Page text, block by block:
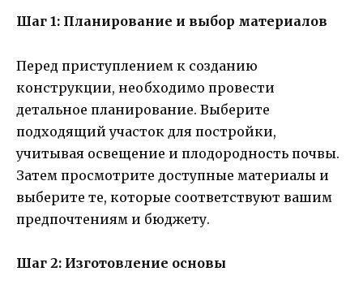
Шаг 1: Планирование и выбор материалов
Перед приступлением к созданию
конструкции, необходимо провести
детальное планирование. Выберите
подходящий участок для постройки,
учитывая освещение и плодородность почвы.
Затем просмотрите доступные материалы и
выберите те, которые соответствуют вашим
предпочтениям и бюджету.
Шаг 2: Изготовление основы